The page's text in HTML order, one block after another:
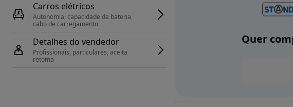
Carros elétricos
Autonomia, capacidade da bateria,
cabo de carregamento
Detalhes do vendedor
Profissionais, particulares, aceita
retoma
Quer